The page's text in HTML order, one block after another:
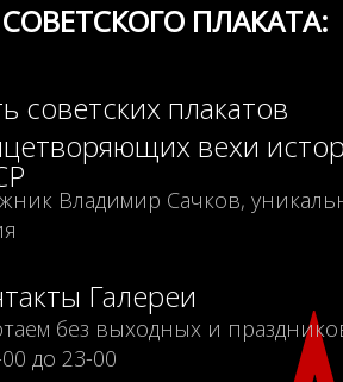
СОВЕТСКОГО ПЛАКАТА:
советских плакатов
вехи
Владимир Сачков,
Галереи
без выходных и
до 23-00